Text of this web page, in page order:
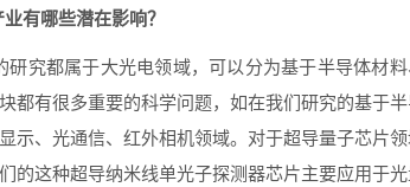
有哪些潜在影响？
究都属于大光电领域，可以分为基于半导体材
都有很多重要的科学问题，如在我们研究的基于
、光通信、红外相机领域。对于超导量子芯片领
的这种超导纳米线单光子探测器芯片主要应用于